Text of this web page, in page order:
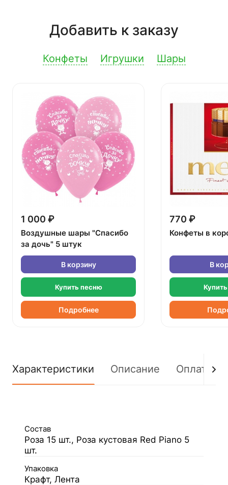
Добавить к заказу
Конфеты Игрушки Шары
1 000 ₽
Воздушные шары "Спасибо
за дочь" 5 штук
В корзину
Купить песню
Подробнее
770 ₽
Конфеты в
В
Характеристики Описание Оплата
Состав
Роза 15 шт., Роза кустовая Red Piano 5
шт.
Упаковка
Крафт, Лента